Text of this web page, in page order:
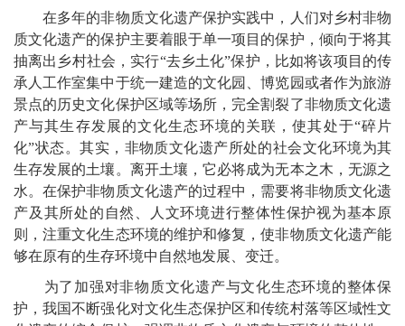
在多年的非物质文化遗产保护实践中，人们对乡村非物
质文化遗产的保护主要着眼于单一项目的保护，倾向于将其
抽离出乡村社会，实行“去乡土化”保护，比如将该项目的传
承人工作室集中于统一建造的文化园、博览园或者作为旅游
景点的历史文化保护区域等场所，完全割裂了非物质文化遗
产与其生存发展的文化生态环境的关联，使其处于“碎片
化”状态。其实，非物质文化遗产所处的社会文化环境为其
生存发展的土壤。离开土壤，它必将成为无本之木，无源之
水。在保护非物质文化遗产的过程中，需要将非物质文化遗
产及其所处的自然、人文环境进行整体性保护视为基本原
则，注重文化生态环境的维护和修复，使非物质文化遗产能
够在原有的生存环境中自然地发展、变迁。
为了加强对非物质文化遗产与文化生态环境的整体保
护，我国不断强化对文化生态保护区和传统村落等区域性文